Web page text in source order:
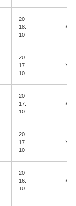
20
18.
10
￥
20
17.
10
￥
20
17.
10
￥
20
17.
10
￥
20
16.
10
￥